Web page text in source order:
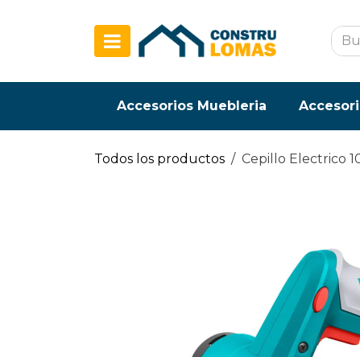
Accesorios Muebleria
Todos los productos Cepillo Electrico